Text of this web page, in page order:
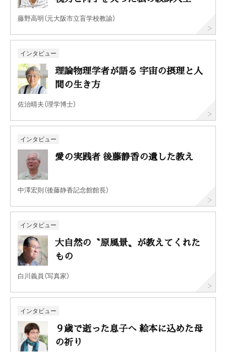
藤野高明（元大阪市立盲学校教諭）
インタビュー
理論物理学者が語る 宇宙の摂理と人
間の生き方
佐治晴夫（理学博士）
インタビュー
愛の実践者 後藤静香の遺した教え
中澤宏則（後藤静香記念館館長）
インタビュー
大自然の〝原風景〟が教えてくれた
もの
白川義員（写真家）
インタビュー
９歳で逝った息子へ 絵本に込めた母
の祈り